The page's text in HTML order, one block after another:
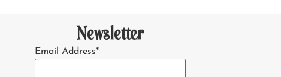
Newsletter
Email Address*